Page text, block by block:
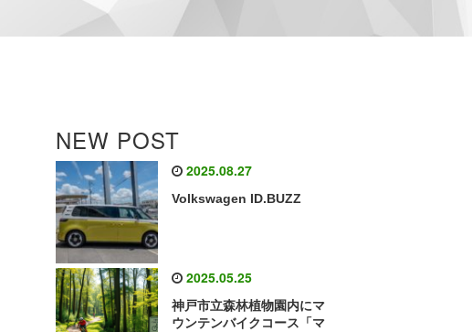
NEW POST
2025.08.27
Volkswagen ID.BUZZ
2025.05.25
神戸市立森林植物園内にマ
ウンテンバイクコース「マ